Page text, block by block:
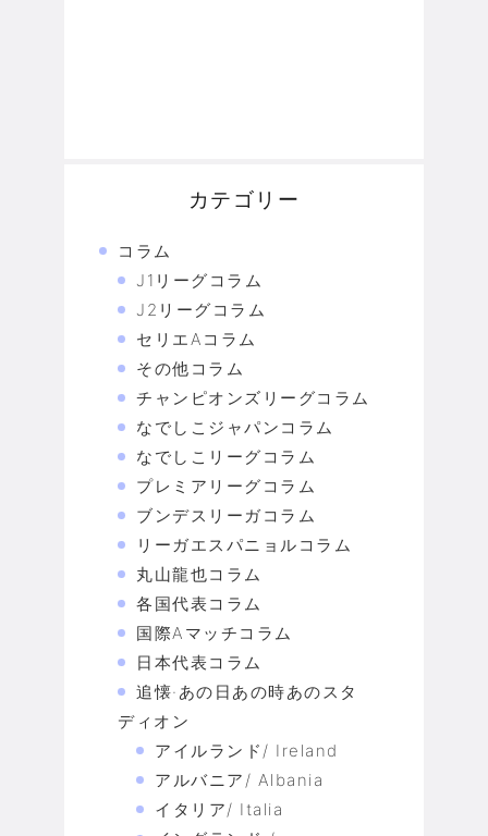
カテゴリー
コラム
J1リーグコラム
J2リーグコラム
セリエAコラム
その他コラム
チャンピオンズリーグコラム
なでしこジャパンコラム
なでしこリーグコラム
プレミアリーグコラム
ブンデスリーガコラム
リーガエスパニョルコラム
丸山龍也コラム
各国代表コラム
国際Aマッチコラム
日本代表コラム
追懐·あの日あの時あのスタ
ディオン
アイルランド/ Ireland
アルバニア/ Albania
イタリア/ Italia